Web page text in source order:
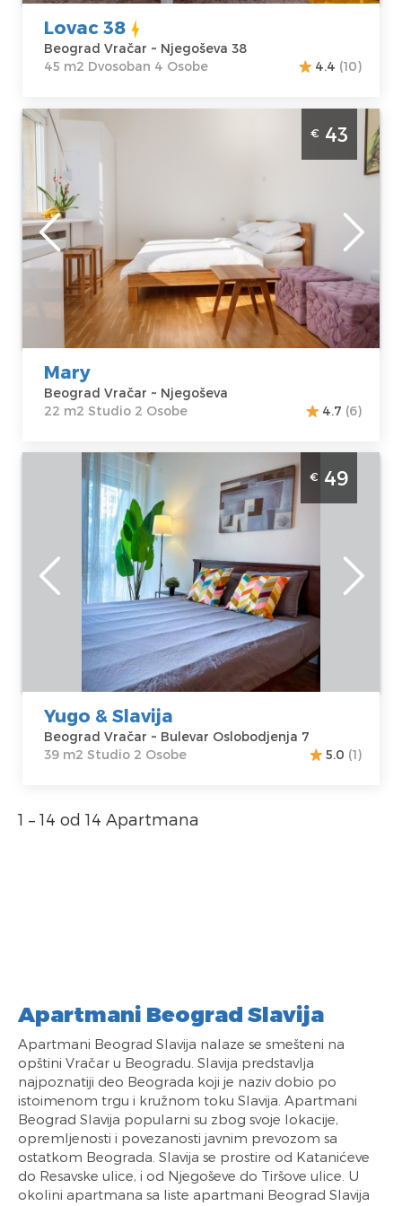
Lovac 38
Beograd Vračar ~ Njegoševa 38
45 m2 Dvosoban 4 Osobe
4.4 (10)
Studio Apartman Mary u Beogradu -
Lokacija Vračar
Beograd
Lokacija:
Beograd Vračar
Adresa:
Njegoševa
Cena43 €
Kvadratura : 22
m2
Struktura :
Studio
€ 43
Mary
Beograd Vračar ~ Njegoševa
22 m2 Studio 2 Osobe
4.7 (6)
Studio Apartman Yugo & Slavija Beograd
Vracar studio povrsine 39m2 u centru grada,
idealan za 2 osobe
Beograd
Lokacija:
Beograd Vračar
Adresa:Bulevar
Oslobodjenja 7
Gosti:2
Kvadratura :39
m2
Struktura :
Studio
€ 49
Yugo & Slavija
Beograd Vračar ~ Bulevar Oslobodjenja 7
39 m2 Studio 2 Osobe
5.0 (1)
1 – 14 od 14 Apartmana
Apartmani Beograd Slavija
Apartmani Beograd Slavija nalaze se smešteni na
opštini Vračar u Beogradu. Slavija predstavlja
najpoznatiji deo Beograda koji je naziv dobio po
istoimenom trgu i kružnom toku Slavija. Apartmani
Beograd Slavija popularni su zbog svoje lokacije,
opremljenosti i povezanosti javnim prevozom sa
ostatkom Beograda. Slavija se prostire od Katanićeve
do Resavske ulice, i od Njegoševe do Tiršove ulice. U
okolini apartmana sa liste apartmani Beograd Slavija